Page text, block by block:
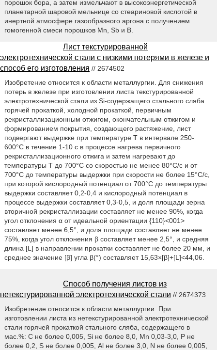
порошок бора, а затем измельчают в высокоэнергетической
планетарной шаровой мельнице со стеариновой кислотой в
инертной атмосфере газообразного аргона с получением
гомогенной смеси порошков Mn, Sb и B.
Лист текстурированной
электротехнической стали с низкими потерями в железе и
способ его изготовления // 2674502
Изобретение относится к области металлургии. Для снижения
потерь в железе при изготовлении листа текстурированной
электротехнической стали из Si-содержащего стального сляба
горячей прокаткой, холодной прокаткой, первичным
рекристаллизационным отжигом, окончательным отжигом и
формированием покрытия, создающего растяжение, лист
подвергают выдержке при температуре Т в интервале 250-
600°С в течение 1-10 с в процессе нагрева первичного
рекристаллизационного отжига и затем нагревают до
температуры Т до 700°С со скоростью не менее 80°С/с и от
700°С до температуры выдержки при скорости не более 15°С/с,
при которой кислородный потенциал от 700°С до температуры
выдержки составляет 0,2-0,4 и кислородный потенциал в
процессе выдержки составляет 0,3-0,5, и доля площади зерна
вторичной рекристаллизации составляет не менее 90%, когда
угол отклонения α от идеальной ориентации {110}<001>
составляет менее 6,5°, и доля площади составляет не менее
75%, когда угол отклонения β составляет менее 2,5°, и средняя
длина [L] в направлении прокатки составляет не более 20 мм, и
среднее значение [β] угла β(°) составляет 15,63×[β]+[L]<44,06.
Способ получения листов из
нетекстурированной электротехнической стали // 2674373
Изобретение относится к области металлургии. При
изготовлении листа из нетекстурированной электротехнической
стали горячей прокаткой стального сляба, содержащего в
мас.%: C не более 0,005, Si не более 8,0, Mn 0,03-3,0, P не
более 0,2, S не более 0,005, Al не более 3,0, N не более 0,005,